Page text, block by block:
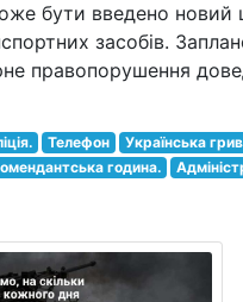
бути введено
засобів.
правопорушення
Телефон Українська
година.